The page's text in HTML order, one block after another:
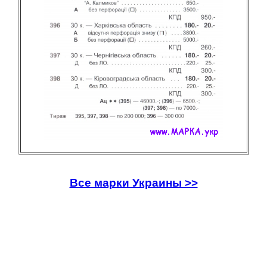
Все марки Украины >>